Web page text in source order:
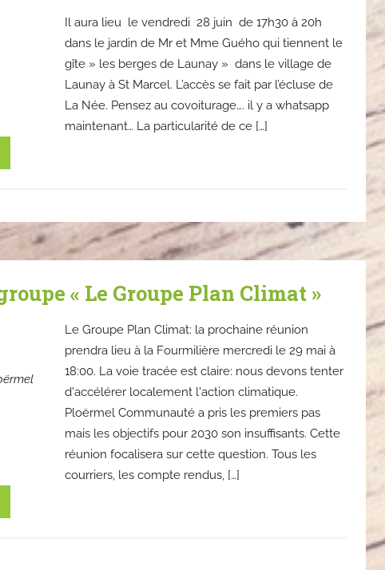
Il aura lieu le vendredi 28 juin de 17h30 à 20h
dans le jardin de Mr et Mme Guého qui tiennent le
gîte » les berges de Launay » dans le village de
Launay à St Marcel. L’accès se fait par l’écluse de
La Née. Pensez au covoiturage…. il y a whatsapp
maintenant… La particularité de ce […]
« Le Groupe Plan Climat »
Le Groupe Plan Climat: la prochaine réunion
prendra lieu à la Fourmilière mercredi le 29 mai à
18:00. La voie tracée est claire: nous devons tenter
d'accélérer localement l'action climatique.
Ploërmel Communauté a pris les premiers pas
mais les objectifs pour 2030 son insuffisants. Cette
réunion focalisera sur cette question. Tous les
courriers, les compte rendus, […]